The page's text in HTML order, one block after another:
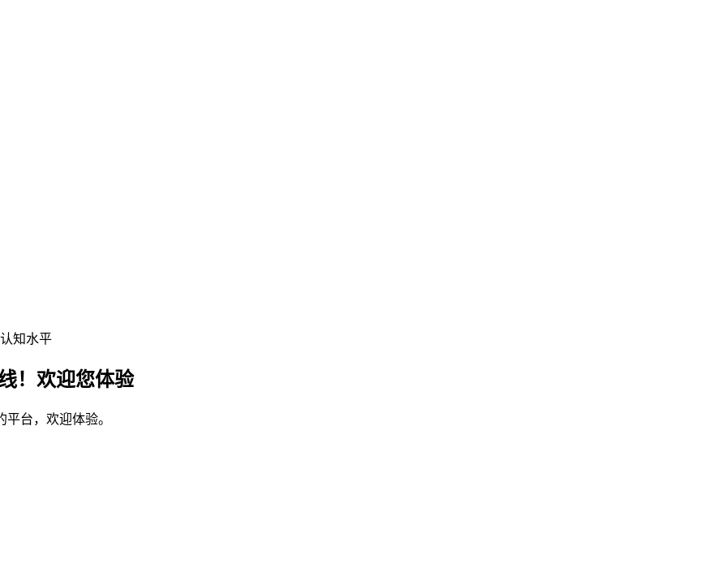
知水平
！欢迎您体验
台，欢迎体验。